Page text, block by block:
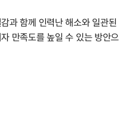
과 함께 인력난 해소와 일관된
만족도를 높일 수 있는 방안으